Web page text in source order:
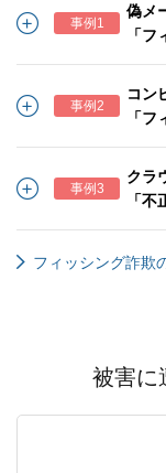
事例1
偽メ
「フ
事例2
コン
「フ
事例3
クラ
「不
フィッシング詐欺
被害に